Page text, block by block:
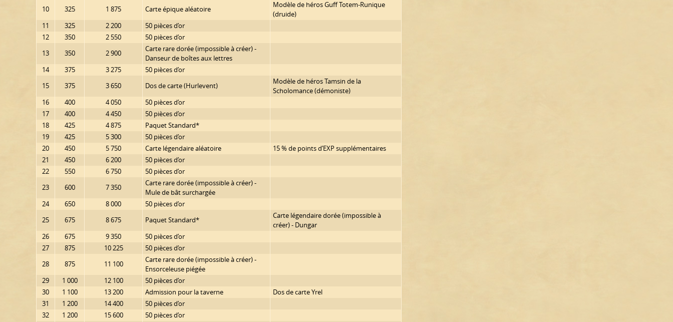
10
325 1 875 Carte épique aléatoire
Modèle de héros Guff Totem-Runique
(druide)
11
325 2 200
50 pièces d’or
12
350 2 550
50 pièces d’or
13
350 2 900
Carte rare dorée (impossible à créer) -
Danseur de boîtes aux lettres
14
375 3 275
50 pièces d’or
15
375 3 650 Dos de carte (Hurlevent)
Modèle de héros Tamsin de la
Scholomance (démoniste)
16
400 4 050
50 pièces d’or
17
400 4 450
50 pièces d’or
18
425 4 875
Paquet Standard*
19
425 5 300
50 pièces d’or
20
450 5 750 Carte légendaire aléatoire
15 % de points d’EXP supplémentaires
21
450 6 200
50 pièces d’or
22
550 6 750
50 pièces d’or
23
600 7 350
Carte rare dorée (impossible à créer) -
Mule de bât surchargée
24
650 8 000
50 pièces d’or
25
675 8 675 Paquet Standard*
Carte légendaire dorée (impossible à
créer) - Dungar
26
675 9 350
50 pièces d’or
27
875 10 225
50 pièces d’or
28
875 11 100
Carte rare dorée (impossible à créer) -
Ensorceleuse piégée
29
1 000 12 100
50 pièces d’or
30
1 100 13 200 Admission pour la taverne
Dos de carte Yrel
31
1 200 14 400
50 pièces d’or
32
1 200 15 600
50 pièces d’or